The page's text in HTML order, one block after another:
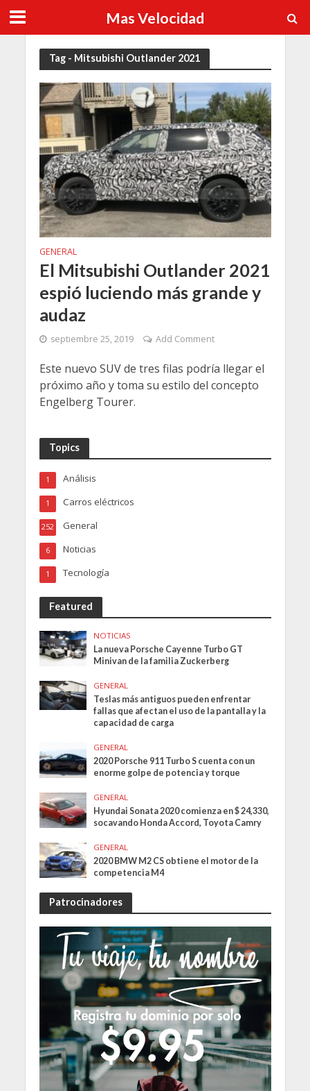
Mas Velocidad
Tag - Mitsubishi Outlander 2021
GENERAL
El Mitsubishi Outlander 2021
espió luciendo más grande y
audaz
septiembre 25, 2019 Add Comment
Este nuevo SUV de tres filas podría llegar el
próximo año y toma su estilo del concepto
Engelberg Tourer.
Topics
Análisis
1
Carros eléctricos
1
General
252
Noticias
6
Tecnología
1
Featured
NOTICIAS
La nueva Porsche Cayenne Turbo GT
Minivan de la familia Zuckerberg
GENERAL
Teslas más antiguos pueden enfrentar
fallas que afectan el uso de la pantalla y la
capacidad de carga
GENERAL
2020 Porsche 911 Turbo S cuenta con un
enorme golpe de potencia y torque
GENERAL
Hyundai Sonata 2020 comienza en $ 24,330,
socavando Honda Accord, Toyota Camry
GENERAL
2020 BMW M2 CS obtiene el motor de la
competencia M4
Patrocinadores